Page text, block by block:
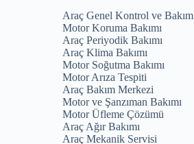
Araç Genel Kontrol ve Bakım
Motor Koruma Bakımı
Araç Periyodik Bakımı
Araç Klima Bakımı
Motor Soğutma Bakımı
Motor Arıza Tespiti
Araç Bakım Merkezi
Motor ve Şanzıman Bakımı
Motor Üfleme Çözümü
Araç Ağır Bakımı
Araç Mekanik Servisi